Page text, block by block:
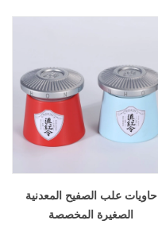
حاويات علب الصفيح المعدنية
الصغيرة المخصصة